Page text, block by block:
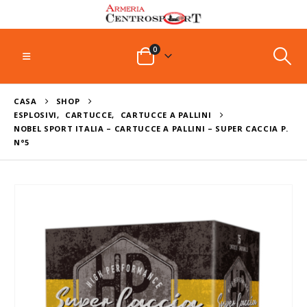
0
CASA
SHOP
ESPLOSIVI, CARTUCCE,
CARTUCCE A PALLINI
NOBEL SPORT ITALIA – CARTUCCE A PALLINI – SUPER CACCIA P.
N°5